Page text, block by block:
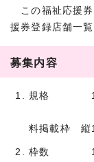
この福祉応援券
援券登録店舗一
募集内容
規格 1枠
※ただし
料掲載枠 縦
枠数 10枠(